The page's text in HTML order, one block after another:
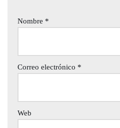
Nombre *
Correo electrónico *
Web